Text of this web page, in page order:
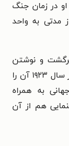
در زمان جنگ
مدتی به واحد
برگشت و نوشتن
را آغاز کرد و تا زمان مرگش در سال ۱۹۲۳ آن را
به همراه
هم از آن